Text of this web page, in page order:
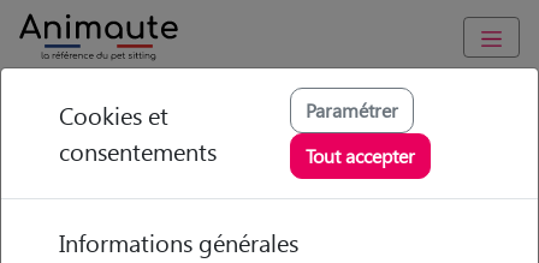
Animaute Nouvelle Aquitaine Gironde/Bouliac
Cheyenne - Petsitter
à FLOIRAC
Cookies et
consentements
Paramétrer
Tout accepter
Informations générales